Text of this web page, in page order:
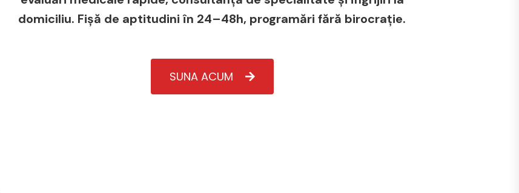
domiciliu. Fișă de aptitudini în 24–48h, programări fără birocrație.
SUNA ACUM